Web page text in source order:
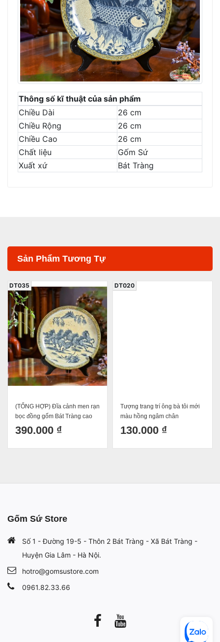
Thông số kĩ thuật của sản phẩm
Chiều Dài
26 cm
Chiều Rộng
26 cm
Chiều Cao
26 cm
Chất liệu
Gốm Sứ
Xuất xứ
Bát Tràng
Sản Phẩm Tương Tự
(TỔNG HỢP) Đĩa cảnh men rạn
bọc đồng gốm Bát Tràng cao
cấp- Trang trí phòng khách/
Món quà sang trọng tinh tế
390.000 ₫
DT035
Tượng trang trí ông bà tôi mới
màu hồng ngâm chân
11x9.5x12.5cm
130.000 ₫
DT020
Gốm Sứ Store
Số 1 - Đường 19-5 - Thôn 2 Bát Tràng - Xã Bát Tràng -
Huyện Gia Lâm - Hà Nội.
hotro@gomsustore.com
0961.82.33.66